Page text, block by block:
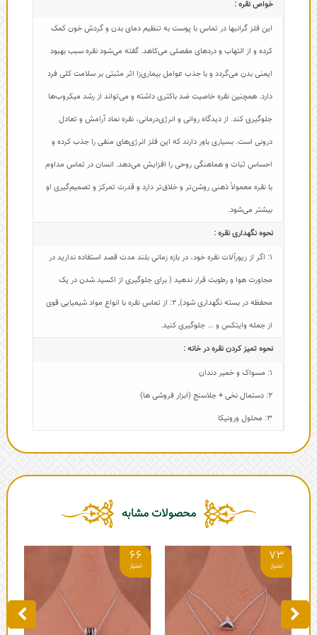
خواص نقره :
این فلز گرانبها در تماس با پوست به تنظیم دمای بدن و گردش خون کمک
کرده و از التهاب و دردهای مفصلی می‌کاهد. گفته می‌شود نقره سبب بهبود
ایمنی بدن می‌گردد و با جذب عوامل بیماری‌زا اثر مثبتی بر سلامت کلی فرد
دارد. همچنین نقره خاصیت ضد باکتری داشته و می‌تواند از رشد میکروب‌ها
جلوگیری کند. از دیدگاه روانی و انرژی‌درمانی، نقره نماد آرامش و تعادل
درونی است. بسیاری باور دارند که این فلز انرژی‌های منفی را جذب کرده و
احساس ثبات و هماهنگی روحی را افزایش می‌دهد. انسان در تماس مداوم
با نقره معمولاً ذهنی روشن‌تر و خلاق‌تر دارد و قدرت تمرکز و تصمیم‌گیری او
بیشتر می‌شود.
نحوه نگهداری نقره :
1: اگر از زیورآلات نقره خود، در بازه زمانی بلند مدت قصد استفاده ندارید در
مجاورت هوا و رطوبت قرار ندهید ( برای جلوگیری از اکسید شدن در یک
محفظه در بسته نگهداری شود), 2: از تماس نقره با انواع مواد شیمیایی قوی
از جمله وایتکس و ... جلوگیری کنید.
نحوه تمیز کردن نقره در خانه :
1: مسواک و خمیر دندان
2: دستمال نخی + جلاسنج (ابزار فروشی ها)
3: محلول ورونیکا
محصولات مشابه
73
66